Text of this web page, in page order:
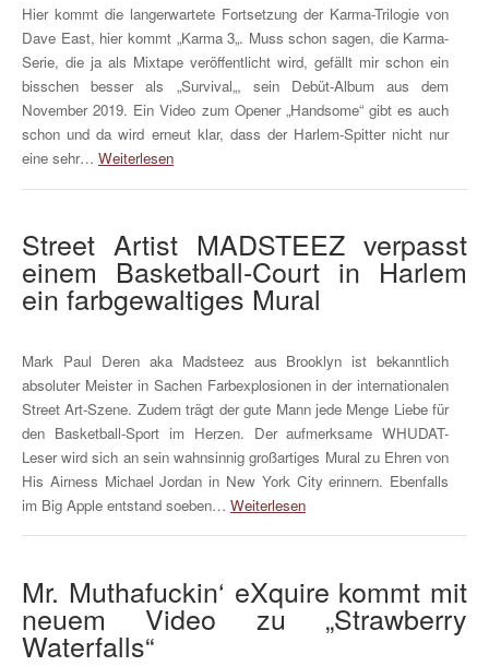
Hier kommt die langerwartete Fortsetzung der Karma-Trilogie von
Dave East, hier kommt „Karma 3„. Muss schon sagen, die Karma-
Serie, die ja als Mixtape veröffentlicht wird, gefällt mir schon ein
bisschen besser als „Survival„, sein Debüt-Album aus dem
November 2019. Ein Video zum Opener „Handsome“ gibt es auch
schon und da wird erneut klar, dass der Harlem-Spitter nicht nur
eine sehr… Weiterlesen
Street Artist MADSTEEZ verpasst
einem Basketball-Court in Harlem
ein farbgewaltiges Mural
Mark Paul Deren aka Madsteez aus Brooklyn ist bekanntlich
absoluter Meister in Sachen Farbexplosionen in der internationalen
Street Art-Szene. Zudem trägt der gute Mann jede Menge Liebe für
den Basketball-Sport im Herzen. Der aufmerksame WHUDAT-
Leser wird sich an sein wahnsinnig großartiges Mural zu Ehren von
His Airness Michael Jordan in New York City erinnern. Ebenfalls
im Big Apple entstand soeben… Weiterlesen
Mr. Muthafuckin‘ eXquire kommt mit
neuem Video zu „Strawberry
Waterfalls“